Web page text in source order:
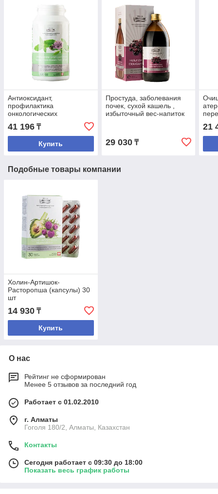
Антиоксидант,
профилактика
онкологических
забоеваний- таблетки
"Зеленый чай с мятой
перечной"
41 196 ₸
Купить
Простуда, заболевания
почек, сухой кашель ,
избыточный вес-напиток
29 030₸
21
Подобные товары компании
Холин-Артишок-
Расторопша (капсулы) 30
шт
14 930 ₸
Купить
О нас
Рейтинг не сформирован
Менее 5 отзывов за последний год
Работает с 01.02.2010
г. Алматы
Гоголя 180/2, Алматы, Казахстан
Контакты
Сегодня работает с 09:30 до 18:00
Показать весь график работы